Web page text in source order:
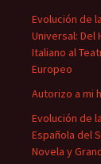
Evolución de
Universal: Del
Italiano al
Europeo
Autorizo a mi
Evolución de
Española del
Novela y